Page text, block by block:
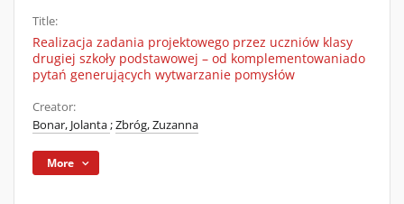
Title:
Realizacja zadania projektowego przez uczniów klasy
drugiej szkoły podstawowej – od komplementowaniado
pytań generujących wytwarzanie pomysłów
Creator:
Bonar, Jolanta;Zbróg, Zuzanna
More